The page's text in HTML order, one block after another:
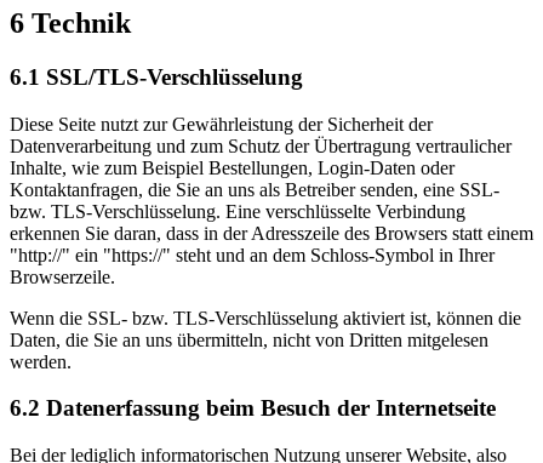
6 Technik
6.1 SSL/TLS-Verschlüsselung
Diese Seite nutzt zur Gewährleistung der Sicherheit der
Datenverarbeitung und zum Schutz der Übertragung vertraulicher
Inhalte, wie zum Beispiel Bestellungen, Login-Daten oder
Kontaktanfragen, die Sie an uns als Betreiber senden, eine SSL-
bzw. TLS-Verschlüsselung. Eine verschlüsselte Verbindung
erkennen Sie daran, dass in der Adresszeile des Browsers statt einem
"http://" ein "https://" steht und an dem Schloss-Symbol in Ihrer
Browserzeile.
Wenn die SSL- bzw. TLS-Verschlüsselung aktiviert ist, können die
Daten, die Sie an uns übermitteln, nicht von Dritten mitgelesen
werden.
6.2 Datenerfassung beim Besuch der Internetseite
Bei der lediglich informatorischen Nutzung unserer Website, also